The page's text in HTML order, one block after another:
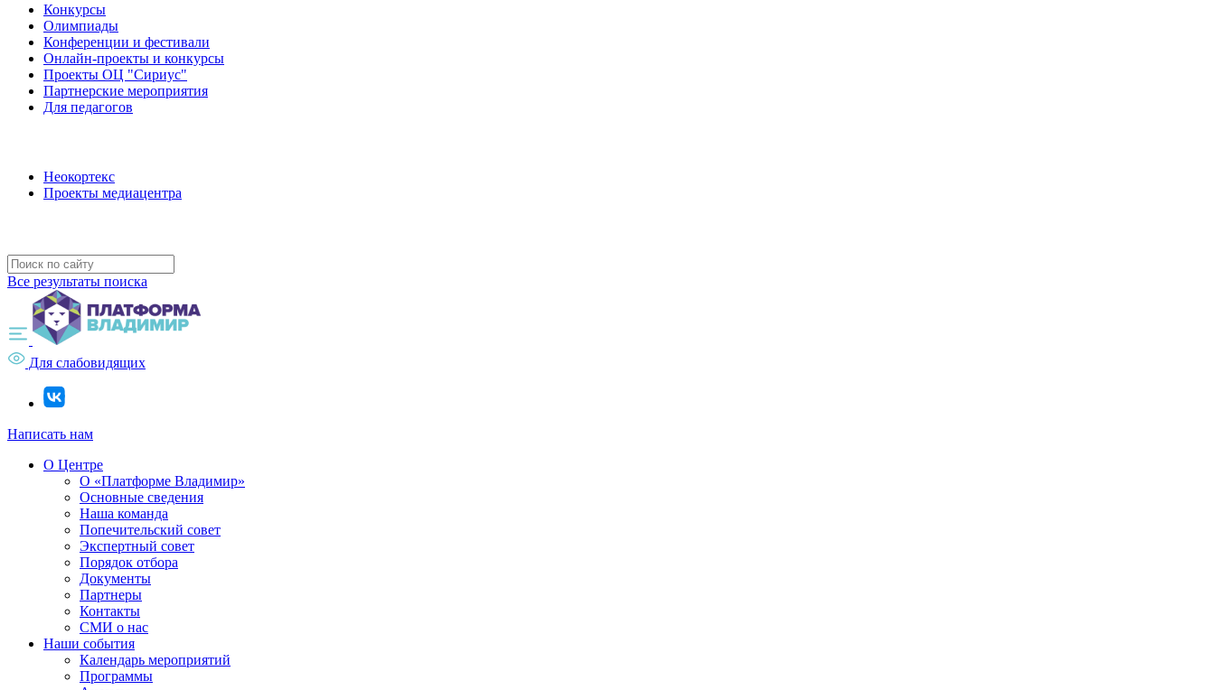
Конкурсы
Олимпиады
Конференции и фестивали
Онлайн-проекты и конкурсы
Проекты ОЦ "Сириус"
Партнерские мероприятия
Для педагогов
Неокортекс
Проекты медиацентра
Все результаты поиска
Для слабовидящих
Написать нам
О Центре
О «Платформе Владимир»
Основные сведения
Наша команда
Попечительский совет
Экспертный совет
Порядок отбора
Документы
Партнеры
Контакты
СМИ о нас
Наши события
Календарь мероприятий
Программы